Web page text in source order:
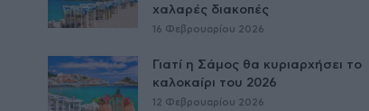
χαλαρές διακοπές
16 Φεβρουαρίου 2026
Γιατί η Σάμος θα κυριαρχήσει το
καλοκαίρι του 2026
12 Φεβρουαρίου 2026